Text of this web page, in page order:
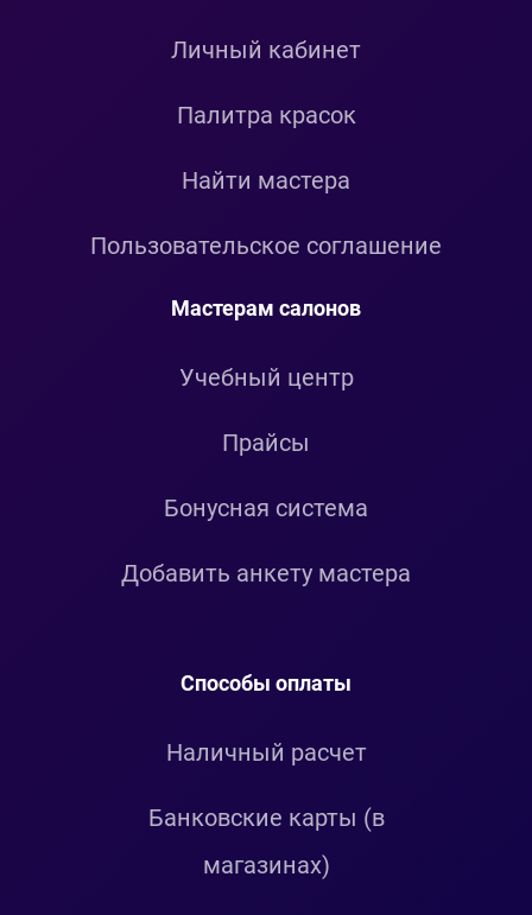
Личный кабинет
Палитра красок
Найти мастера
Пользовательское соглашение
Мастерам салонов
Учебный центр
Прайсы
Бонусная система
Добавить анкету мастера
Способы оплаты
Наличный расчет
Банковские карты (в
магазинах)